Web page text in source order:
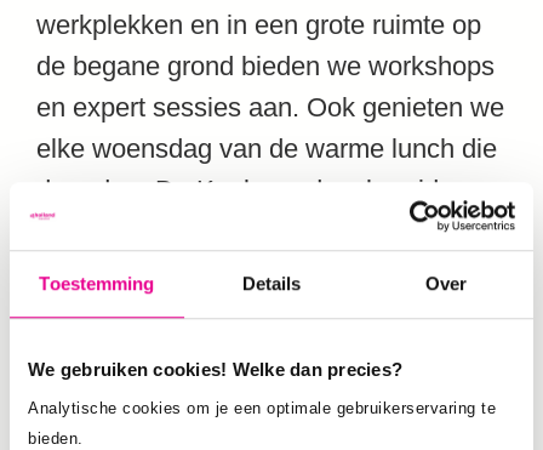
Toestemming Details Over
We gebruiken cookies! Welke dan precies?
Analytische cookies om je een optimale gebruikerservaring te
bieden.
werkplekken en in een grote ruimte op
de begane grond bieden we workshops
en expert sessies aan. Ook genieten we
elke woensdag van de warme lunch die
daar door De Kookmoeders bereid
wordt.
Afstudeerders
Kort voor de zomer hebben tien
afstudeerders hun diploma behaald op